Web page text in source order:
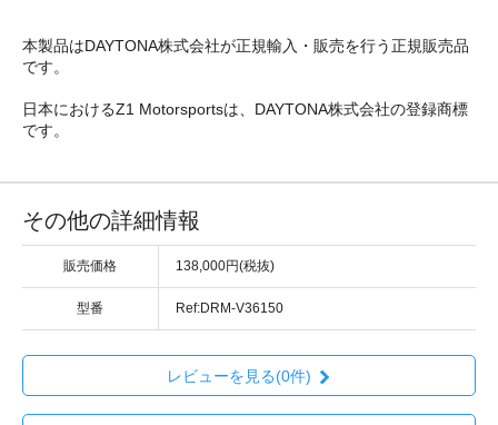
本製品はDAYTONA株式会社が正規輸入・販売を行う正規販売品
です。
日本におけるZ1 Motorsportsは、DAYTONA株式会社の登録商標
です。
その他の詳細情報
販売価格 138,000円(税抜)
型番 Ref:DRM-V36150
レビューを見る(0件)